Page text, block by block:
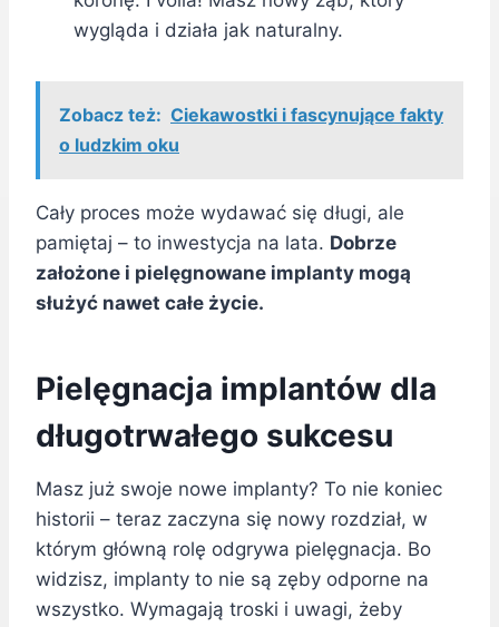
wygląda i działa jak naturalny.
Zobacz też: Ciekawostki i fascynujące fakty
o ludzkim oku
Cały proces może wydawać się długi, ale
pamiętaj – to inwestycja na lata. Dobrze
założone i pielęgnowane implanty mogą
służyć nawet całe życie.
Pielęgnacja implantów dla
długotrwałego sukcesu
Masz już swoje nowe implanty? To nie koniec
historii – teraz zaczyna się nowy rozdział, w
którym główną rolę odgrywa pielęgnacja. Bo
widzisz, implanty to nie są zęby odporne na
wszystko. Wymagają troski i uwagi, żeby